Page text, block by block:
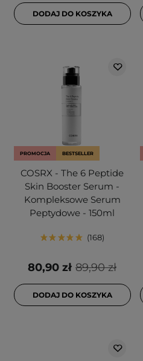
DODAJ DO KOSZYKA
PROMOCJA BESTSELLER
COSRX - The 6 Peptide
Skin Booster Serum -
Kompleksowe Serum
Peptydowe - 150ml
168
89,90 zł
80,90 zł
DODAJ DO KOSZYKA